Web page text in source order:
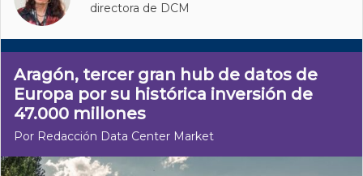
directora de DCM
Aragón, tercer gran hub de datos de
Europa por su histórica inversión de
47.000 millones
Por Redacción Data Center Market